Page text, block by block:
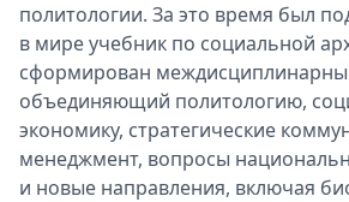
политологии. За это время был
в мире учебник по социальной
сформирован
объединяющий политологию,
экономику, стратегические
менеджмент, вопросы
и новые направления, включая